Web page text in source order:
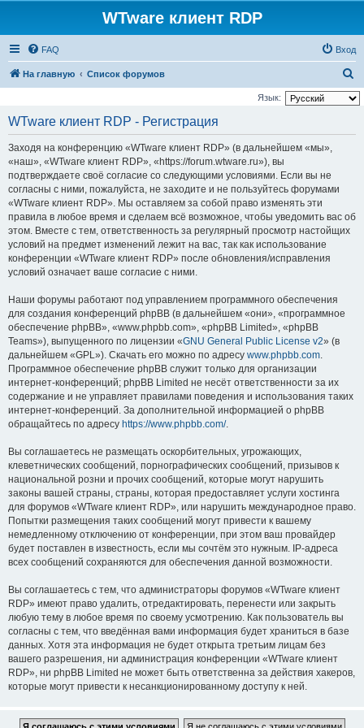
WTware клиент RDP
FAQ Вход
На главную Список форумов
о
Язык:
WTware клиент RDP - Регистрация
Заходя на конференцию «WTware клиент RDP» (в дальнейшем «мы»,
«наш», «WTware клиент RDP», «https://forum.wtware.ru»), вы
подтверждаете своё согласие со следующими условиями. Если вы не
согласны с ними, пожалуйста, не заходите и не пользуйтесь форумами
«WTware клиент RDP». Мы оставляем за собой право изменять эти
правила в любое время и сделаем всё возможное, чтобы уведомить вас об
этом. Вместе с тем, ответственность за регулярный просмотр настойщих
условий на предмет изменений лежит на вас, так как использование
конференции «WTware клиент RDP» после обновления/исправления
условий означает ваше согласие с ними.
Наши форумы работают под управлением программного обеспечения
для создания конференций phpBB (в дальнейшем «они», «программное
обеспечение phpBB», «www.phpbb.com», «phpBB Limited», «phpBB
Teams»), выпущенного по лицензии «GNU General Public License v2» (в
дальнейшем «GPL»). Скачать его можно по адресу www.phpbb.com.
Программное обеспечение phpBB служит только для организации
интернет-конференций; phpBB Limited не несёт ответственности за их
содержание и не управляет правилами поведения и использования таких
интернет-конференций. За дополнительной информацией о phpBB
обращайтесь по адресу https://www.phpbb.com/.
Вы соглашаетесь не размещать оскорбительных, угрожающих,
клеветнических сообщений, порнографических сообщений, призывов к
национальной розни и прочих сообщений, которые могут нарушить
законы вашей страны, страны, которая предоставляет услуги хостинга
для форумов «WTware клиент RDP», или нарушить международное право.
Попытки размещения таких сообщений могут привести к вашему
немедленному отключению от конференции, при этом ваш провайдер
будет поставлен в известность, если мы сочтём это нужным. IP-адреса
всех сообщений сохраняются для обеспечения данной возможности.
Вы соглашаетесь с тем, что администраторы форумов «WTware клиент
RDP» имеют право удалить, отредактировать, перенести или закрыть
любую тему в любое время по своему усмотрению. Как пользователь вы
согласны с тем, что введённая вами информация будет храниться в базе
данных. Хотя эта информация не будет открыта третьим лицам без
вашего разрешения, ни администрация конференции «WTware клиент
RDP», ни phpBB Limited не может быть ответственна за действия хакеров,
которые могут привести к несанкционированному доступу к ней.